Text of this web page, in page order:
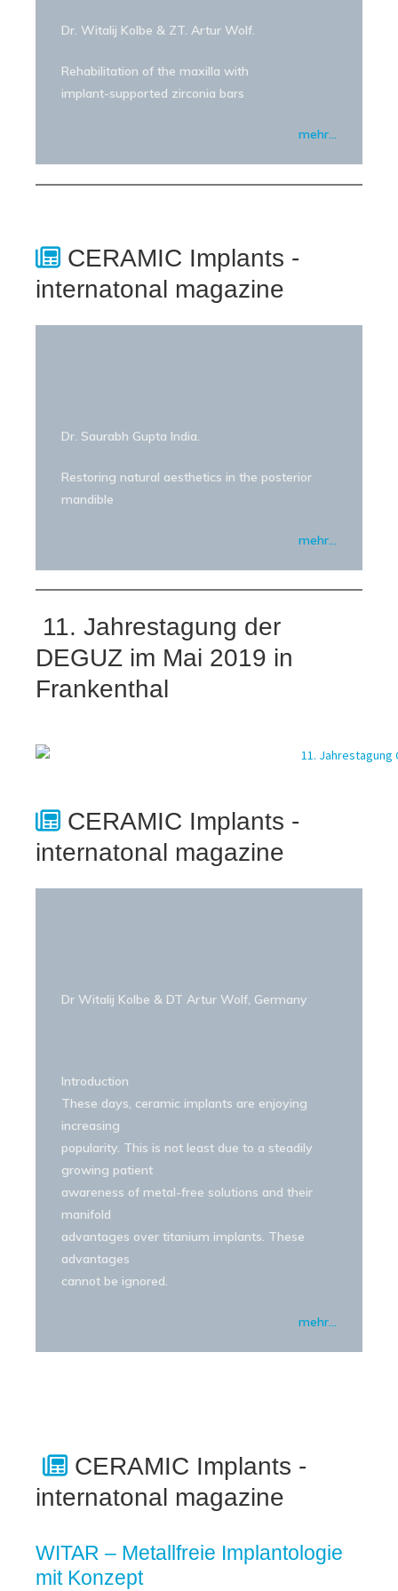
Dr. Witalij Kolbe & ZT. Artur Wolf.
Rehabilitation of the maxilla with
implant-supported zirconia bars
mehr…
CERAMIC Implants -
internatonal magazine
Dr. Saurabh Gupta India.
Restoring natural aesthetics in the posterior
mandible
mehr…
11. Jahrestagung der
DEGUZ im Mai 2019 in
Frankenthal
CERAMIC Implants -
internatonal magazine
Dr Witalij Kolbe & DT Artur Wolf, Germany
Introduction
These days, ceramic implants are enjoying
increasing
popularity. This is not least due to a steadily
growing patient
awareness of metal-free solutions and their
manifold
advantages over titanium implants. These
advantages
cannot be ignored.
mehr…
CERAMIC Implants -
internatonal magazine
WITAR – Metallfreie Implantologie
mit Konzept